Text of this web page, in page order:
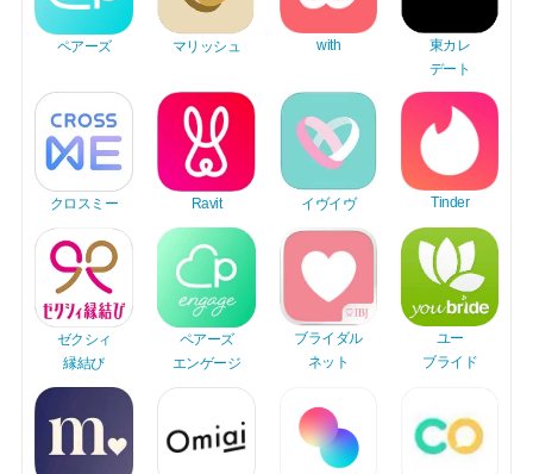
ペアーズ マリッシュ with
東カレ
デート
クロスミー Ravit イヴイヴ Tinder
ゼクシィ
縁結び
ペアーズ
エンゲージ
ブライダル
ネット
ユー
ブライド